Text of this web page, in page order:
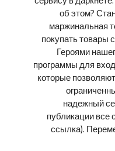
об этом?
маржинальная
покупать товары
Героями
программы для
которые
надежный
публикации все
ссылка).